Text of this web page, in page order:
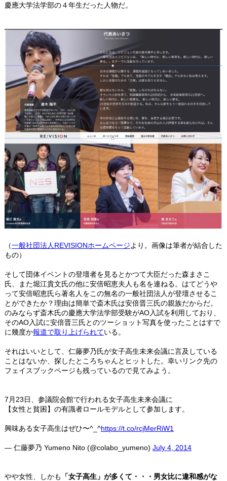
慶應大学法学部の４年生だった人物だ。
（一般社団法人REVISIONホームページより。画像は筆者が結合した
もの）
そして団体イベントの登壇者を見るとかつて大臣だった森まさこ
氏、また堀江貴文氏の他に安倍昭恵夫人も名を連ねる。はてどうや
って安倍昭恵氏ら著名人をこの無名の一般社団法人が登壇させるこ
とができたか？理由は簡単で斎木氏は安倍晋三氏の親族だからだ。
のみならず斎木氏の慶應大学法学部受験がAO入試を利用しており、
そのAO入試に安倍晋三氏とのツーショット写真を使ったことはすで
に幾度か報道で取り上げられている。
それはいいとして、仁藤夢乃氏が女子高生未来会議に言及している
ことはないか、探したところちゃんとヒットした。幸いリンク先の
フェイスブックページも残っているので見てみよう。
7月23日、参議院会館で行われる女子高生未来会議に
【女性と貧困】の有識者ロールモデルとして参加します。
興味ある女子高生はぜひ〜^_^https://t.co/rcjMerRiW1
— 仁藤夢乃 Yumeno Nito (@colabo_yumeno) July 4, 2014
やや女性、しかも
「女子高生」が多くて・・・男女比に違和感がな